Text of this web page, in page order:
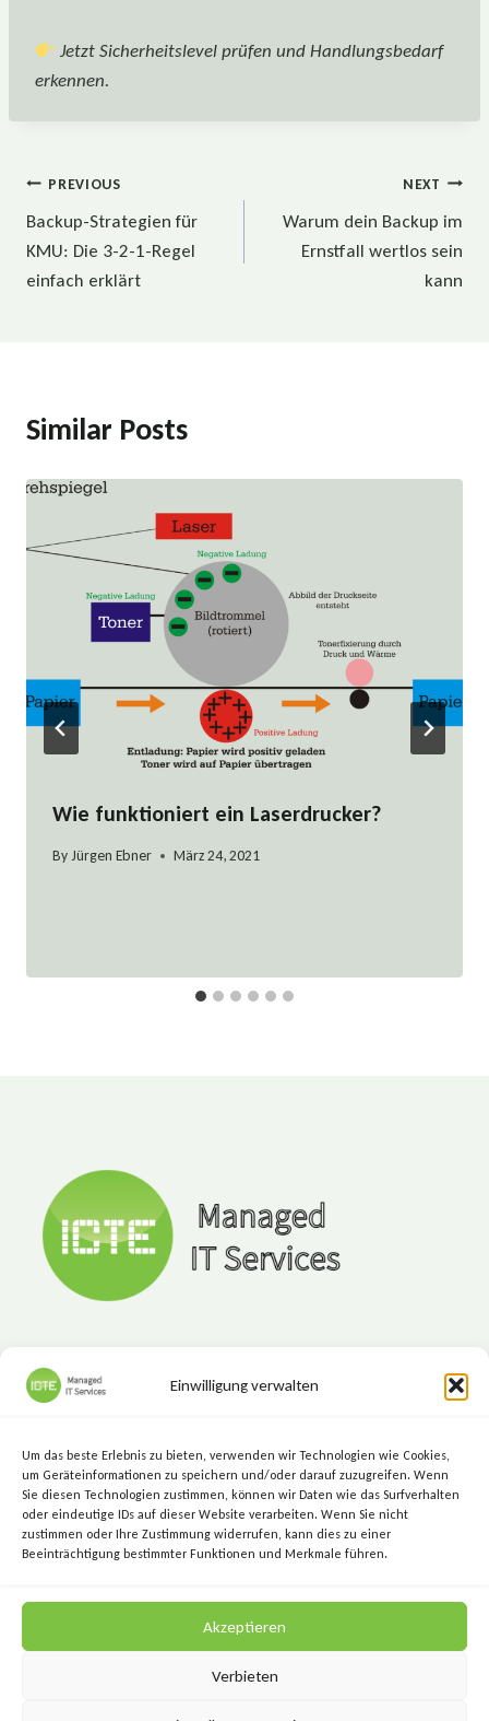
Einwilligung verwalten
Um das beste Erlebnis zu bieten, verwenden wir Technologien wie Cookies,
um Geräteinformationen zu speichern und/oder darauf zuzugreifen. Wenn
Sie diesen Technologien zustimmen, können wir Daten wie das Surfverhalten
oder eindeutige IDs auf dieser Website verarbeiten. Wenn Sie nicht
zustimmen oder Ihre Zustimmung widerrufen, kann dies zu einer
Beeinträchtigung bestimmter Funktionen und Merkmale führen.
Akzeptieren
Verbieten
Jetzt Sicherheitslevel prüfen und Handlungsbedarf
erkennen.
Beitragsnavigation
PREVIOUS
Backup-Strategien für
KMU: Die 3-2-1-Regel
einfach erklärt
NEXT
Warum dein Backup im
Ernstfall wertlos sein
kann
Similar Posts
Wie funktioniert ein Laserdrucker?
ByJürgen Ebner März 24, 2021
Marktgasse 7, 8720 Knittelfeld
+43 (3512) 209 00
info@icte.biz
KEEP IT SIMPLE.